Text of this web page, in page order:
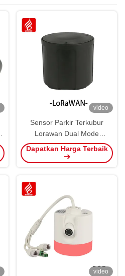
video
Sensor Parkir Terkubur
Lorawan Dual Mode
Geomagnetic Parking
Detector Wireless
Dapatkan Harga Terbaik
video